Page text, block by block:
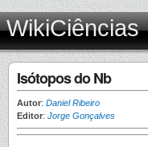
WikiCiências
Isótopos do Nb
Autor: Daniel Ribeiro
Editor: Jorge Gonçalves